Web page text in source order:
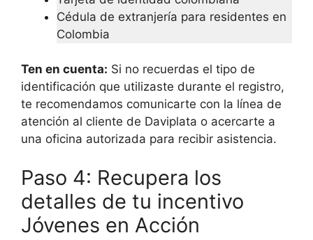
Cédula de extranjería para residentes en
Colombia
Ten en cuenta: Si no recuerdas el tipo de
identificación que utilizaste durante el registro,
te recomendamos comunicarte con la línea de
atención al cliente de Daviplata o acercarte a
una oficina autorizada para recibir asistencia.
Paso 4: Recupera los
detalles de tu incentivo
Jóvenes en Acción